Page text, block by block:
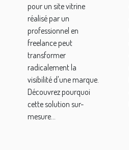
pour un site vitrine
réalisé par un
professionnel en
freelance peut
transformer
radicalement la
visibilité d'une marque.
Découvrez pourquoi
cette solution sur-
mesure...